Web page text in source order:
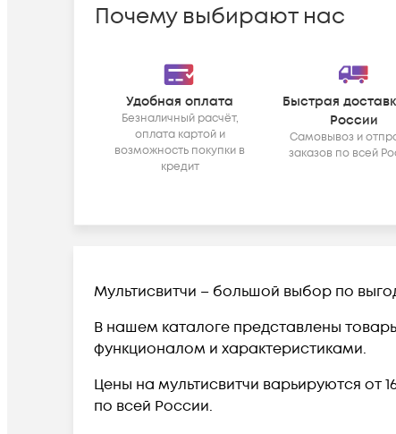
Почему выбирают нас
Удобная оплата
Безналичный расчёт,
оплата картой и
возможность покупки в
кредит
Быстрая
России
Самовывоз и
заказов по всей
Мультисвитчи – большой выбор по
В нашем каталоге представлены
функционалом и характеристиками.
Цены на мультисвитчи варьируются от
по всей России.